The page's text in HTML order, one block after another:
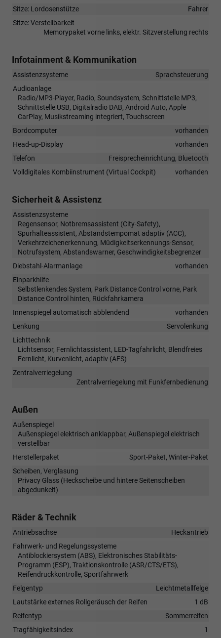
Sitze: Lordosenstütze
Fahrer
Sitze: Verstellbarkeit
Memorypaket vorne links, elektr. Sitzverstellung rechts
Infotainment & Kommunikation
Assistenzsysteme
Sprachsteuerung
Audioanlage
Radio/MP3-Player, Radio, Soundsystem, Schnittstelle MP3,
Schnittstelle USB, Digitalradio DAB, Android Auto, Apple
CarPlay, Musikstreaming integriert, Touchscreen
Bordcomputer
vorhanden
Head-up-Display
vorhanden
Telefon
Freisprecheinrichtung, Bluetooth
Volldigitales Kombiinstrument (Virtual Cockpit)
vorhanden
Sicherheit & Assistenz
Assistenzsysteme
Regensensor, Notbremsassistent (City-Safety),
Spurhalteassistent, Abstandstempomat adaptiv (ACC),
Verkehrzeichenerkennung, Müdigkeitserkennungs-Sensor,
Notrufsystem, Abstandswarner, Geschwindigkeitsbegrenzer
Diebstahl-Alarmanlage
vorhanden
Einparkhilfe
Selbstlenkendes System, Park Distance Control vorne, Park
Distance Control hinten, Rückfahrkamera
Innenspiegel automatisch abblendend
vorhanden
Lenkung
Servolenkung
Lichttechnik
Lichtsensor, Fernlichtassistent, LED-Tagfahrlicht, Blendfreies
Fernlicht, Kurvenlicht, adaptiv (AFS)
Zentralverriegelung
Zentralverriegelung mit Funkfernbedienung
Außen
Außenspiegel
Außenspiegel elektrisch anklappbar, Außenspiegel elektrisch
verstellbar
Herstellerpaket
Sport-Paket, Winter-Paket
Scheiben, Verglasung
Privacy Glass (Heckscheibe und hintere Seitenscheiben
abgedunkelt)
Räder & Technik
Antriebsachse
Heckantrieb
Fahrwerk- und Regelungssysteme
Antiblockiersystem (ABS), Elektronisches Stabilitäts-
Programm (ESP), Traktionskontrolle (ASR/CTS/ETS),
Reifendruckkontrolle, Sportfahrwerk
Felgentyp
Leichtmetallfelge
Lautstärke externes Rollgeräusch der Reifen
1 dB
Reifentyp
Sommerreifen
Tragfähigkeitsindex
1